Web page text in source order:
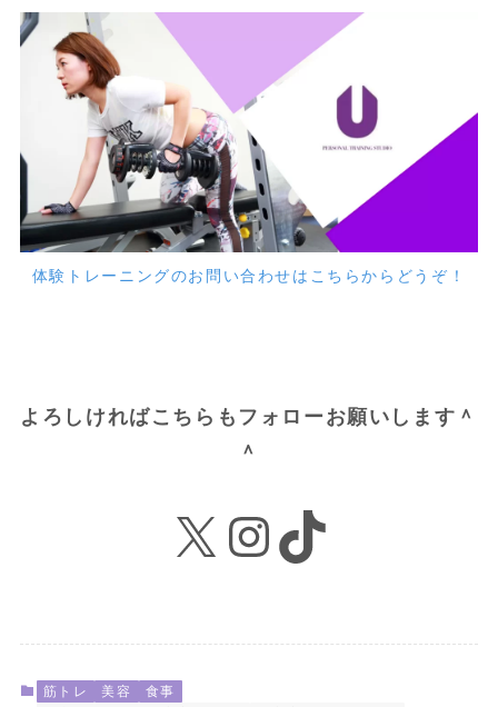
体験トレーニングのお問い合わせはこちらからどうぞ！
よろしければこちらもフォローお願いします＾
＾
X Instagram
TikTok
筋トレ 美容
食事